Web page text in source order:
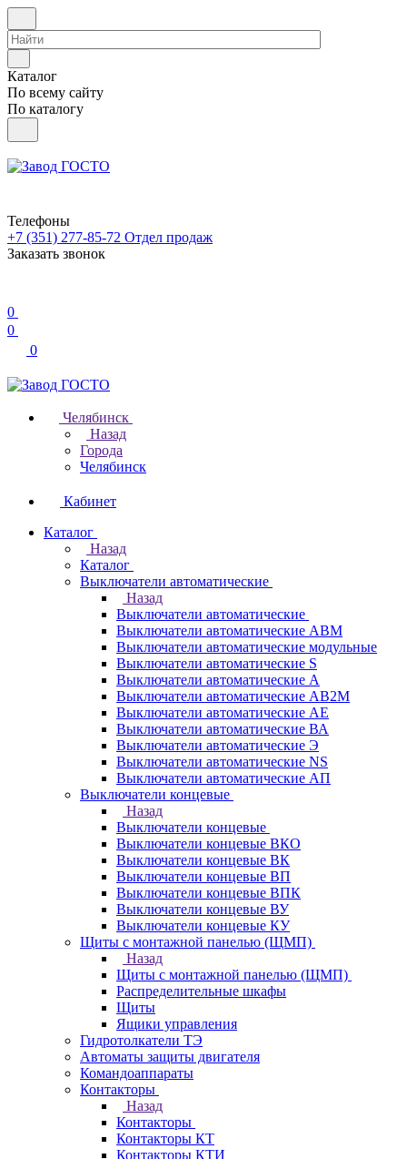
Каталог
По всему сайту
По каталогу
Телефоны
+7 (351) 277-85-72 Отдел продаж
Заказать звонок
0
0
0
Челябинск
Назад
Города
Челябинск
Кабинет
Каталог
Назад
Каталог
Выключатели автоматические
Назад
Выключатели автоматические
Выключатели автоматические АВМ
Выключатели автоматические модульные
Выключатели автоматические S
Выключатели автоматические А
Выключатели автоматические АВ2М
Выключатели автоматические АЕ
Выключатели автоматические ВА
Выключатели автоматические Э
Выключатели автоматические NS
Выключатели автоматические АП
Выключатели концевые
Назад
Выключатели концевые
Выключатели концевые ВКО
Выключатели концевые ВК
Выключатели концевые ВП
Выключатели концевые ВПК
Выключатели концевые ВУ
Выключатели концевые КУ
Щиты с монтажной панелью (ЩМП)
Назад
Щиты с монтажной панелью (ЩМП)
Распределительные шкафы
Щиты
Ящики управления
Гидротолкатели ТЭ
Автоматы защиты двигателя
Командоаппараты
Контакторы
Назад
Контакторы
Контакторы КТ
Контакторы КТИ